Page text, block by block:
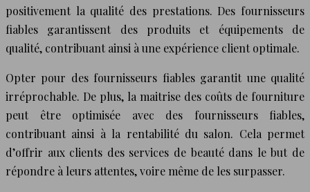
positivement la qualité des prestations. Des fournisseurs
fiables garantissent des produits et équipements de
qualité, contribuant ainsi à une expérience client optimale.
Opter pour des fournisseurs fiables garantit une qualité
irréprochable. De plus, la maitrise des coûts de fourniture
peut être optimisée avec des fournisseurs fiables,
contribuant ainsi à la rentabilité du salon. Cela permet
d’offrir aux clients des services de beauté dans le but de
répondre à leurs attentes, voire même de les surpasser.